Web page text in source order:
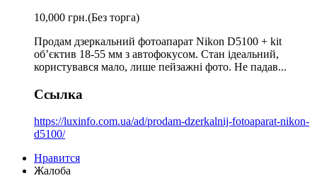
10,000 грн.(Без торга)
Продам дзеркальний фотоапарат Nikon D5100 + kit
об’єктив 18-55 мм з автофокусом. Стан ідеальний,
користувався мало, лише пейзажні фото. Не падав...
Ссылка
https://luxinfo.com.ua/ad/prodam-dzerkalnij-fotoaparat-nikon-
d5100/
Нравится
Жалоба